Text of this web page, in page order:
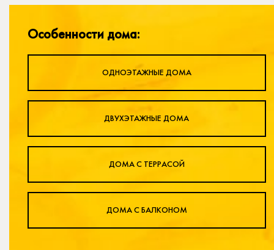
Особенности дома:
ОДНОЭТАЖНЫЕ ДОМА
ДВУХЭТАЖНЫЕ ДОМА
ДОМА С ТЕРРАСОЙ
ДОМА С БАЛКОНОМ